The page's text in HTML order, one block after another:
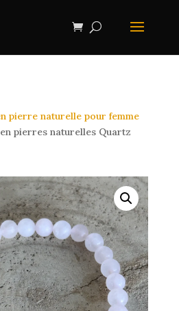
pierre naturelle pour femme
pierres naturelles Quartz